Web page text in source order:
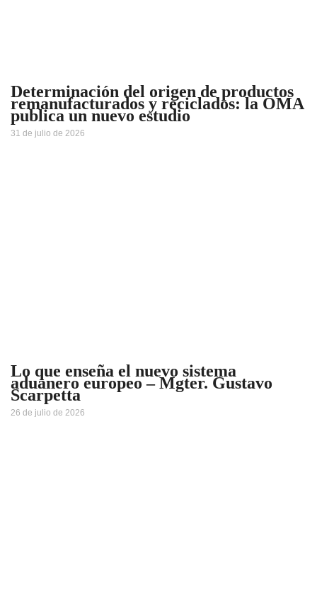
Determinación del origen de productos
remanufacturados y reciclados: la OMA
publica un nuevo estudio
31 de julio de 2026
Lo que enseña el nuevo sistema
aduanero europeo – Mgter. Gustavo
Scarpetta
26 de julio de 2026